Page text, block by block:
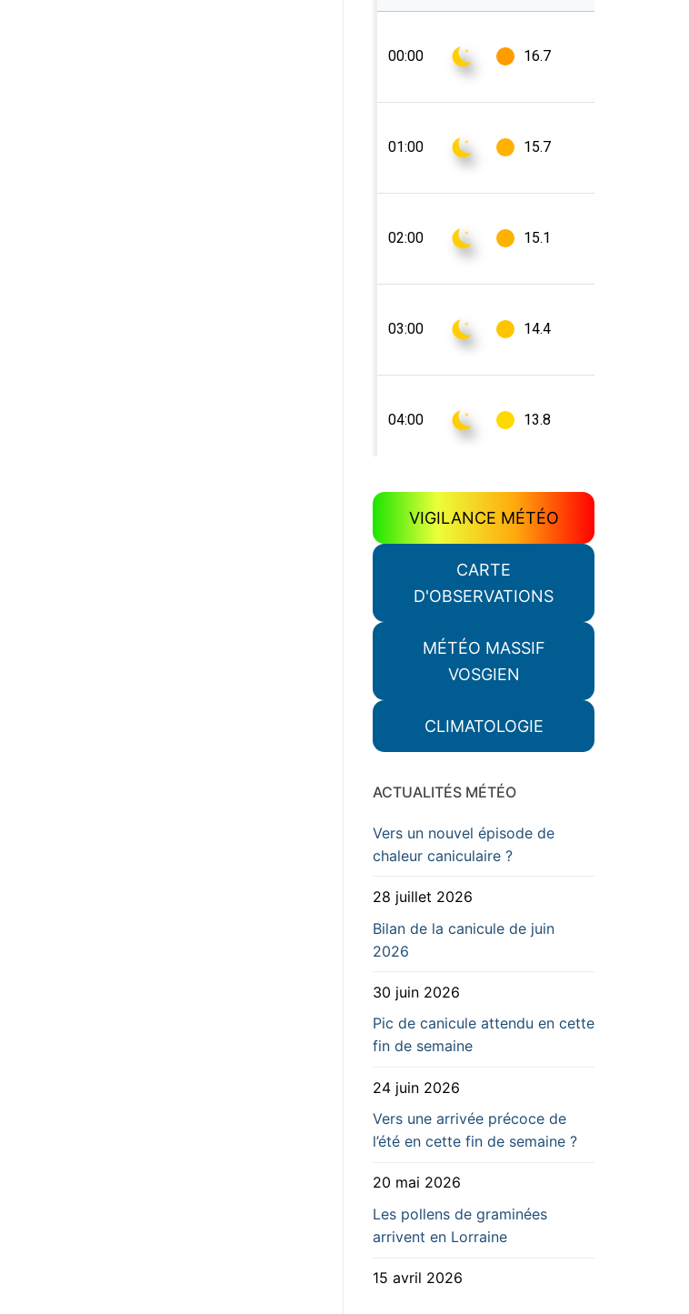
VIGILANCE MÉTÉO
CARTE
D'OBSERVATIONS
MÉTÉO MASSIF
VOSGIEN
CLIMATOLOGIE
ACTUALITÉS MÉTÉO
Vers un nouvel épisode de
chaleur caniculaire ?
28 juillet 2026
Bilan de la canicule de juin
2026
30 juin 2026
Pic de canicule attendu en cette
fin de semaine
24 juin 2026
Vers une arrivée précoce de
l’été en cette fin de semaine ?
20 mai 2026
Les pollens de graminées
arrivent en Lorraine
15 avril 2026